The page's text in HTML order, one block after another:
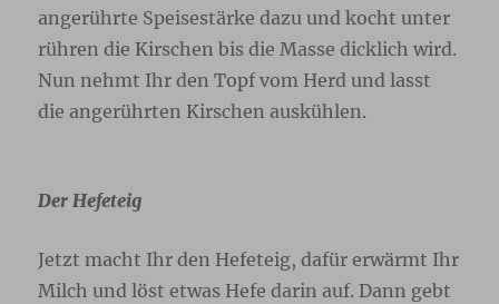
angerührte Speisestärke dazu und kocht unter
rühren die Kirschen bis die Masse dicklich wird.
Nun nehmt Ihr den Topf vom Herd und lasst
die angerührten Kirschen auskühlen.
Der Hefeteig
Jetzt macht Ihr den Hefeteig, dafür erwärmt Ihr
Milch und löst etwas Hefe darin auf. Dann gebt